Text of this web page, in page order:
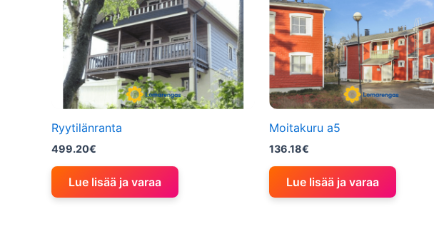
Ryytilänranta
499.20€
Lue lisää ja varaa
Moitakuru a5
136.18€
Lue lisää ja varaa